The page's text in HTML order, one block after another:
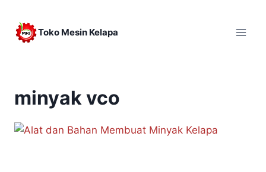
content
Toko Mesin Kelapa
minyak vco